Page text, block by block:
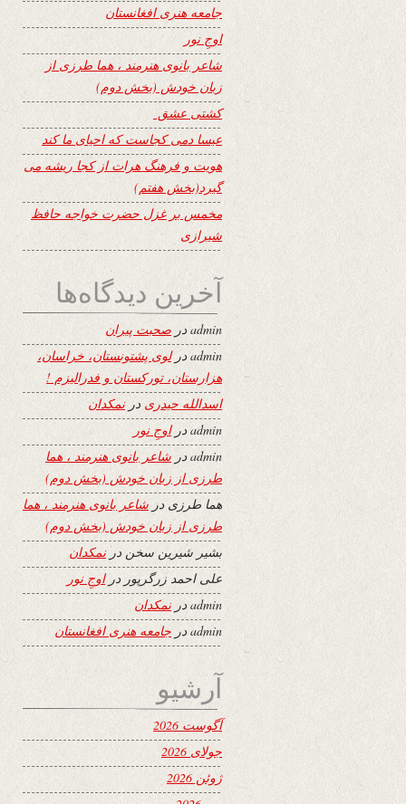
جامعه هنری افغانستان
اوجِ نور
شاعر بانوی هنرمند ، هما طرزی از
زبان خودش (بخش دوم)
کشتی عشق
عیسا دمی کجاست که احیای ما کند
هویت و فرهنگ هرات از کجا ریشه می
گیرد(بخش هفتم)
مخمس بر غزل حضرت خواجه حافظ
شیرازی
آخرین دیدگاه‌ها
adminدر صحبت پیران
admin درلوی پشتونستان، خراسان،
هزارستان، تورکستان و فدرالیزم !
اسدالله حیدری درنمکدان
adminدراوجِ نور
adminدر شاعر بانوی هنرمند ، هما
طرزی از زبان خودش (بخش دوم)
هما طرزی در شاعر بانوی هنرمند ، هما
طرزی از زبان خودش (بخش دوم)
بشیر شیرین سخن درنمکدان
علی احمد زرگرپور دراوجِ نور
adminدرنمکدان
admin در جامعه هنری افغانستان
آرشیو
آگوست 2026
جولای 2026
ژوئن 2026